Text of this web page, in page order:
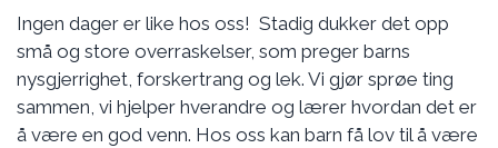
Ingen dager er like hos oss! Stadig dukker det opp
små og store overraskelser, som preger barns
nysgjerrighet, forskertrang og lek. Vi gjør sprøe ting
sammen, vi hjelper hverandre og lærer hvordan det er
å være en god venn. Hos oss kan barn få lov til å være